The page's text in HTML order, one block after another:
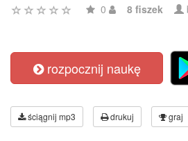
0 8 fiszek
rozpocznij naukę
ściągnij mp3 drukuj graj